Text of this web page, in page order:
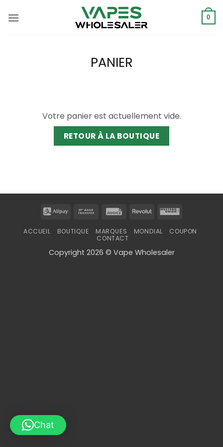
0
PANIER
Votre panier est actuellement vide.
RETOUR À LA BOUTIQUE
Alipay
Bank
Invoice RevolutWestern
ACCUEIL BOUTIQUE MARQUES MONDIAL
COUPON
CONTACT
Copyright 2026 © Vape Wholesaler
Chat